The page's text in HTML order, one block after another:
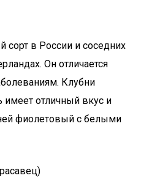
в России и соседних
Он отличается
Клубни
отличный вкус и
фиолетовый с белыми